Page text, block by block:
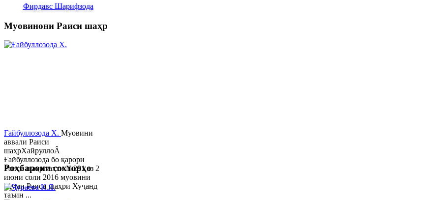
Фирдавс Шарифзода
Муовинони Раиси шаҳр
Ғайбуллозода Х. Муовини
аввали Раиси
шаҳрХайруллоÂ
Ғайбуллозода бо қарори
Раиси шаҳр таҳти №281 аз 2
июни соли 2016 муовини
якуми Раиси шаҳри Хуҷанд
таъин ...
Роҳбарони сохторҳо